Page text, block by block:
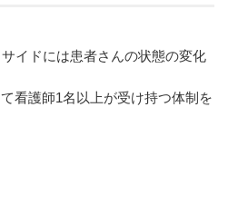
イドには患者さんの状態の変化
看護師1名以上が受け持つ体制を